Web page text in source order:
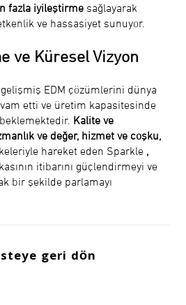
fazla iyileştirme sağlayarak
ve hassasiyet sunuyor.
ve Küresel Vizyon
gelişmiş EDM çözümlerini dünya
etti ve üretim kapasitesinde
Kalite ve
ve değer, hizmet ve coşku,
hareket eden Sparkle ,
itibarını güçlendirmeyi ve
bir şekilde parlamayı
geri dön